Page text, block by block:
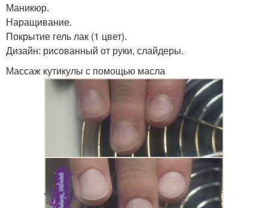
Маникюр.
Наращивание.
Покрытие гель лак (1 цвет).
Дизайн: рисованный от руки, слайдеры.
Массаж кутикулы с помощью масла